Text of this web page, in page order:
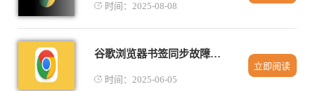
时间：2025-08-08
谷歌浏览器书签同步故障排查方法
时间：2025-06-05
立即阅读